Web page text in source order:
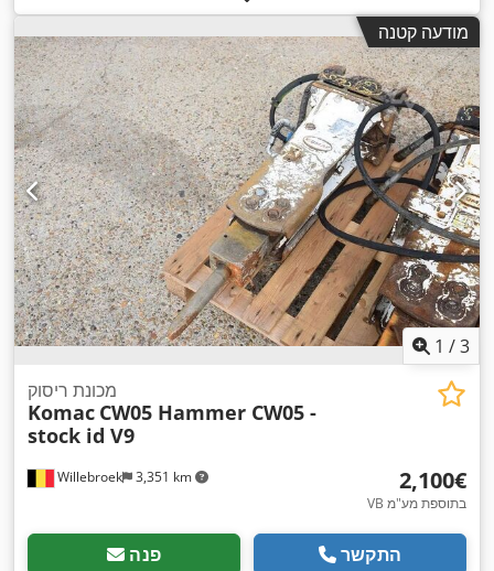
מודעה קטנה
1 /3
Willebroek 3,351 km
מכונת ריסוק
Komac CW05 Hammer CW05 -
stock id V9
‏2,100 ‏€
VB בתוספת מע"מ
פנה התקשר